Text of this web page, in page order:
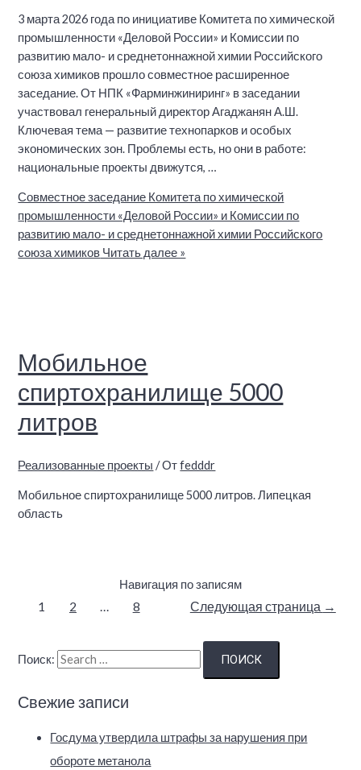
3 марта 2026 года по инициативе Комитета по химической
промышленности «Деловой России» и Комиссии по
развитию мало- и среднетоннажной химии Российского
союза химиков прошло совместное расширенное
заседание. От НПК «Фарминжиниринг» в заседании
участвовал генеральный директор Агаджанян А.Ш.
Ключевая тема — развитие технопарков и особых
экономических зон. Проблемы есть, но они в работе:
национальные проекты движутся, …
Совместное заседание Комитета по химической
промышленности «Деловой России» и Комиссии по
развитию мало- и среднетоннажной химии Российского
союза химиков Читать далее »
Мобильное
спиртохранилище 5000
литров
Реализованные проекты / Отfedddr
Мобильное спиртохранилище 5000 литров. Липецкая
область
Навигация по записям
1 2 … 8 Следующая страница →
Поиск:
Свежие записи
Госдума утвердила штрафы за нарушения при
обороте метанола